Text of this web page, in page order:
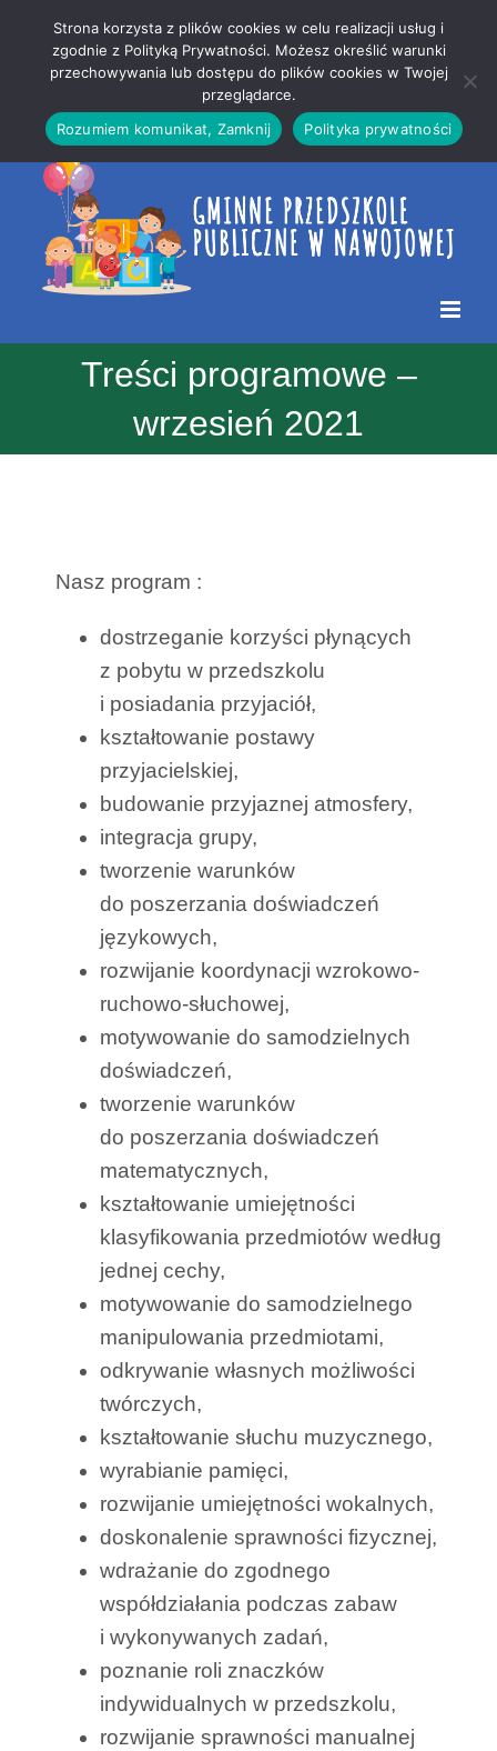
treści
strony
Treści programowe –
wrzesień 2021
Nasz program :
dostrzeganie korzyści płynących
z pobytu w przedszkolu
i posiadania przyjaciół,
kształtowanie postawy
przyjacielskiej,
budowanie przyjaznej atmosfery,
integracja grupy,
tworzenie warunków
do poszerzania doświadczeń
językowych,
rozwijanie koordynacji wzrokowo-
ruchowo-słuchowej,
motywowanie do samodzielnych
doświadczeń,
tworzenie warunków
do poszerzania doświadczeń
matematycznych,
kształtowanie umiejętności
klasyfikowania przedmiotów według
jednej cechy,
motywowanie do samodzielnego
manipulowania przedmiotami,
odkrywanie własnych możliwości
twórczych,
kształtowanie słuchu muzycznego,
wyrabianie pamięci,
rozwijanie umiejętności wokalnych,
doskonalenie sprawności fizycznej,
wdrażanie do zgodnego
współdziałania podczas zabaw
i wykonywanych zadań,
poznanie roli znaczków
indywidualnych w przedszkolu,
rozwijanie sprawności manualnej
Strona korzysta z plików cookies w celu realizacji usług i
zgodnie z Polityką Prywatności. Możesz określić warunki
przechowywania lub dostępu do plików cookies w Twojej
przeglądarce.
Rozumiem komunikat, Zamknij
Polityka prywatności